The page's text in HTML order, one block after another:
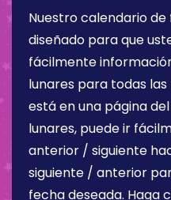
Nuestro calendario de
diseñado para que
fácilmente
lunares para todas
está en una página
lunares, puede ir
anterior / siguiente
siguiente / anterior
fecha deseada. Haga